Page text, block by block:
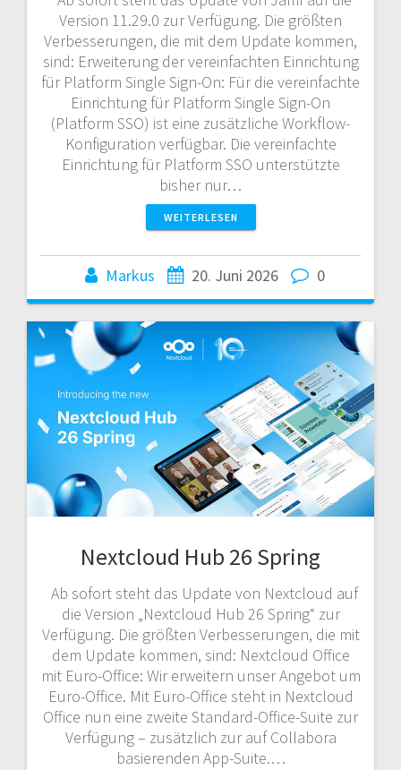
Version 11.29.0 zur Verfügung. Die größten
Verbesserungen, die mit dem Update kommen,
sind: Erweiterung der vereinfachten Einrichtung
für Platform Single Sign-On: Für die vereinfachte
Einrichtung für Platform Single Sign-On
(Platform SSO) ist eine zusätzliche Workflow-
Konfiguration verfügbar. Die vereinfachte
Einrichtung für Platform SSO unterstützte
bisher nur…
WEITERLESEN
Markus 20. Juni 2026 0
Nextcloud Hub 26 Spring
Ab sofort steht das Update von Nextcloud auf
die Version „Nextcloud Hub 26 Spring“ zur
Verfügung. Die größten Verbesserungen, die mit
dem Update kommen, sind: Nextcloud Office
mit Euro-Office: Wir erweitern unser Angebot um
Euro-Office. Mit Euro-Office steht in Nextcloud
Office nun eine zweite Standard-Office-Suite zur
Verfügung – zusätzlich zur auf Collabora
basierenden App-Suite.…